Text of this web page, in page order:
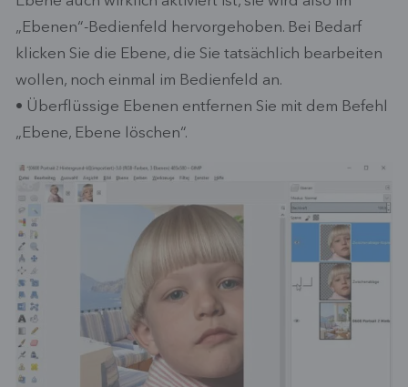
„Ebenen“-Bedienfeld hervorgehoben. Bei Bedarf
klicken Sie die Ebene, die Sie tatsächlich bearbeiten
wollen, noch einmal im Bedienfeld an.
• Überflüssige Ebenen entfernen Sie mit dem Befehl
„Ebene, Ebene löschen“.